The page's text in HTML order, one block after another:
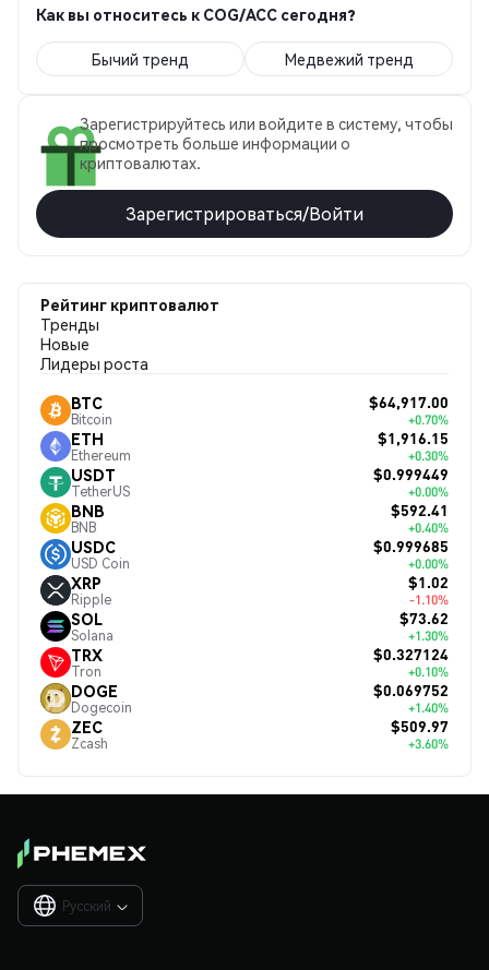
Как вы относитесь к COG/ACC сегодня?
Бычий тренд Медвежий тренд
Зарегистрируйтесь или войдите в систему, чтобы
просмотреть больше информации о
криптовалютах.
Зарегистрироваться/Войти
Рейтинг криптовалют
Тренды
Новые
Лидеры роста
BTC
Bitcoin
$64,917.00
+0.70%
ETH
Ethereum
$1,916.15
+0.30%
USDT
TetherUS
$0.999449
+0.00%
BNB
BNB
$592.41
+0.40%
USDC
USD Coin
$0.999685
+0.00%
XRP
Ripple
$1.02
-1.10%
SOL
Solana
$73.62
+1.30%
TRX
Tron
$0.327124
+0.10%
DOGE
Dogecoin
$0.069752
+1.40%
ZEC
Zcash
$509.97
+3.60%
Русский 